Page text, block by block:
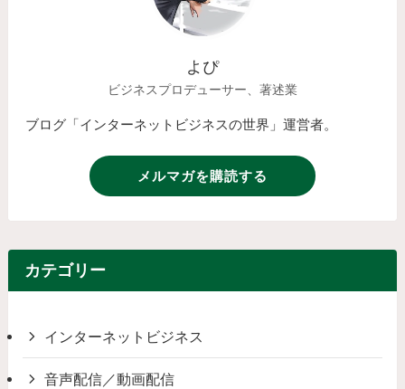
よぴ
ビジネスプロデューサー、著述業
ブログ「インターネットビジネスの世界」運営者。
メルマガを購読する
カテゴリー
インターネットビジネス
音声配信／動画配信